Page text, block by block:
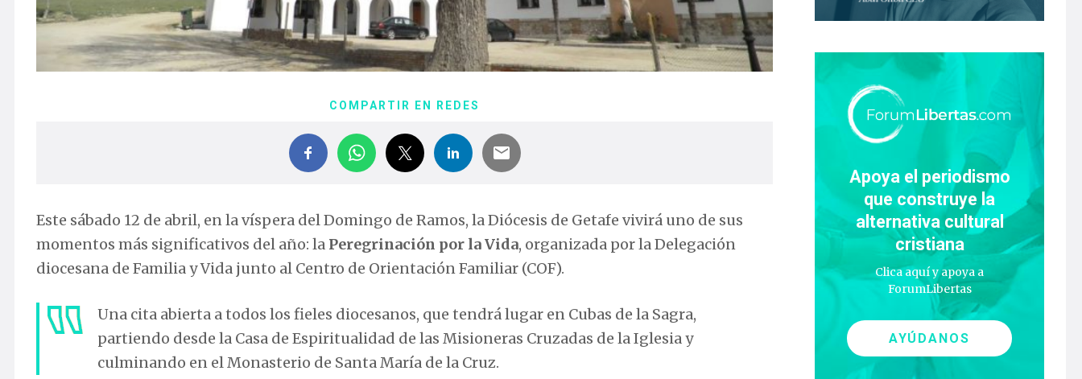
COMPARTIR EN REDES
Este sábado 12 de abril, en la víspera del Domingo de Ramos, la Diócesis de Getafe vivirá uno de sus
momentos más significativos del año: la Peregrinación por la Vida, organizada por la Delegación
diocesana de Familia y Vida junto al Centro de Orientación Familiar (COF).
Una cita abierta a todos los fieles diocesanos, que tendrá lugar en Cubas de la Sagra,
partiendo desde la Casa de Espiritualidad de las Misioneras Cruzadas de la Iglesia y
culminando en el Monasterio de Santa María de la Cruz.
Apoya el periodismo
que construye la
alternativa cultural
cristiana
Clica aquí y apoya a
ForumLibertas
AYÚDANOS